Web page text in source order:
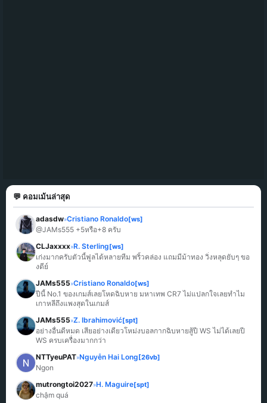
💬 คอมเม้นล่าสุด
adasdw»Cristiano Ronaldo[ws]
@JAMs555 +5หรือ+8 ครับ
CLJaxxxx»R. Sterling[ws]
เก่งมากครับตัวนี้ฟูลได้หลายทีม พริ้วคล่อง แถมมีม้าทอง วิ่งหลุดยับๆ ขอ
งดีย์
JAMs555»Cristiano Ronaldo[ws]
ปีนี้ No.1 ของเกมส์เลยโหดฉิบหาย มหาเทพ CR7 ไม่แปลกใจเลยทำไม
เกาหลีถึงแพงสุดในเกมส์
JAMs555»Z. Ibrahimović[spt]
อย่างอื่นดีหมด เสียอย่างเดียวโหม่งบอลกากฉิบหายสู้ปี WS ไม่ได้เลยปี
WS ครบเครื่องมากกว่า
NTTyeuPAT»Nguyễn Hai Long[26vb]
Ngon
mutrongtoi2027»H. Maguire[spt]
chậm quá